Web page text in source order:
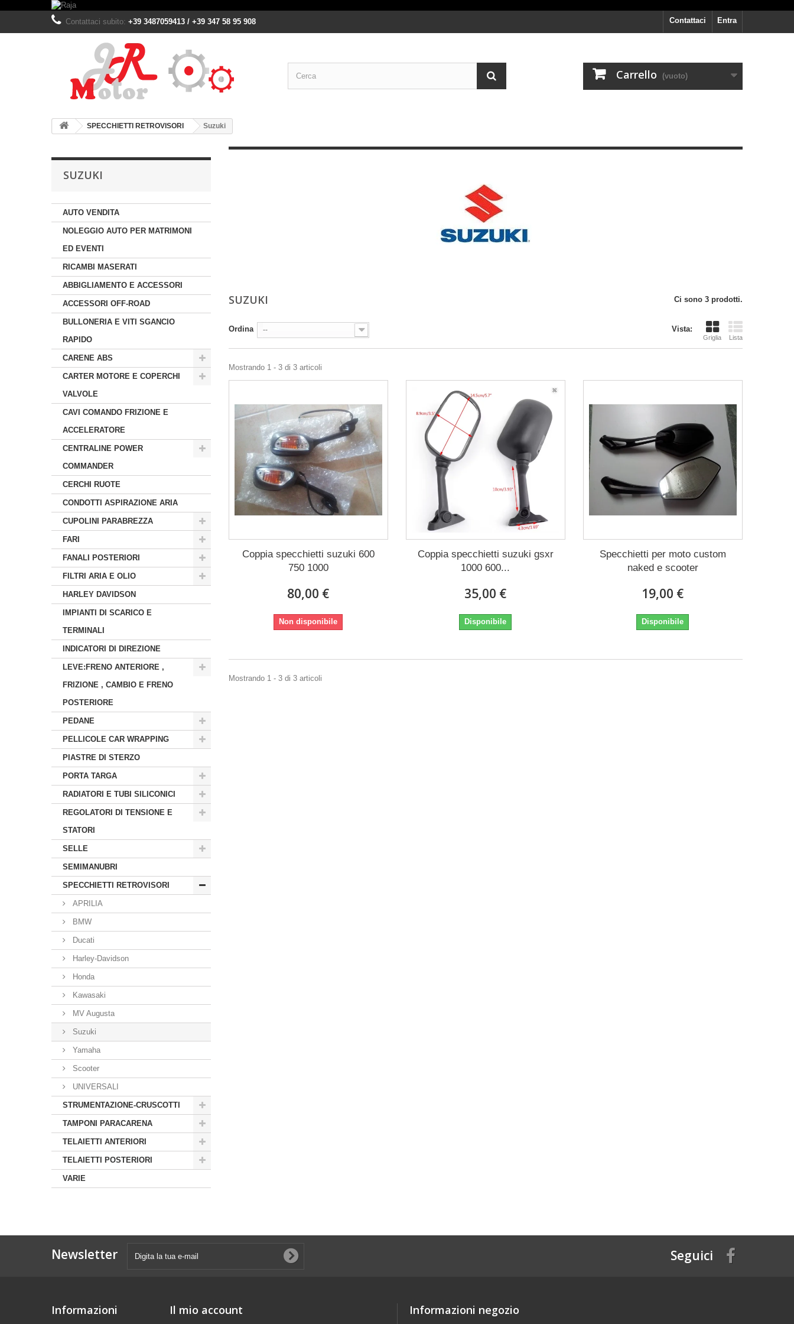
Entra
Contattaci
Contattaci subito: +39 3487059413 / +39 347 58 95 908
Carrello (vuoto)
SPECCHIETTI RETROVISORI Suzuki
SUZUKI
AUTO VENDITA
NOLEGGIO AUTO PER MATRIMONI
ED EVENTI
RICAMBI MASERATI
ABBIGLIAMENTO E ACCESSORI
ACCESSORI OFF-ROAD
BULLONERIA E VITI SGANCIO
RAPIDO
CARENE ABS
CARTER MOTORE E COPERCHI
VALVOLE
CAVI COMANDO FRIZIONE E
ACCELERATORE
CENTRALINE POWER
COMMANDER
CERCHI RUOTE
CONDOTTI ASPIRAZIONE ARIA
CUPOLINI PARABREZZA
FARI
FANALI POSTERIORI
FILTRI ARIA E OLIO
HARLEY DAVIDSON
IMPIANTI DI SCARICO E
TERMINALI
INDICATORI DI DIREZIONE
LEVE:FRENO ANTERIORE ,
FRIZIONE , CAMBIO E FRENO
POSTERIORE
PEDANE
PELLICOLE CAR WRAPPING
PIASTRE DI STERZO
PORTA TARGA
RADIATORI E TUBI SILICONICI
REGOLATORI DI TENSIONE E
STATORI
SELLE
SEMIMANUBRI
SPECCHIETTI RETROVISORI
APRILIA
BMW
Ducati
Harley-Davidson
Honda
Kawasaki
MV Augusta
Suzuki
Yamaha
Scooter
UNIVERSALI
STRUMENTAZIONE-CRUSCOTTI
TAMPONI PARACARENA
TELAIETTI ANTERIORI
TELAIETTI POSTERIORI
VARIE
SUZUKI Ci sono 3 prodotti.
Vista:
Griglia Lista
Ordina --
Mostrando 1 - 3 di 3 articoli
Coppia specchietti suzuki 600
750 1000
80,00 €
Non disponibile
Coppia specchietti suzuki gsxr
1000 600...
35,00 €
Disponibile
Specchietti per moto custom
naked e scooter
19,00 €
Disponibile
Mostrando 1 - 3 di 3 articoli
Newsletter Seguici
Informazioni Il mio account Informazioni negozio